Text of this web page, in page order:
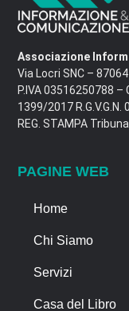
Associazione
Via Locri SNC –
P.IVA 03516250788 –
1399/2017 R.G.V.G.N.
REG. STAMPA
PAGINE WEB
Home
Chi Siamo
Servizi
Casa del Libro